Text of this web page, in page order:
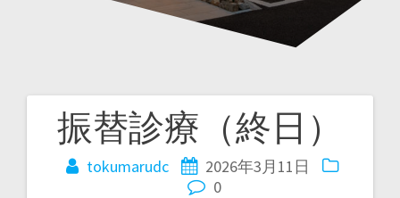
振替診療（終日）
tokumarudc
2026年3月11日
0